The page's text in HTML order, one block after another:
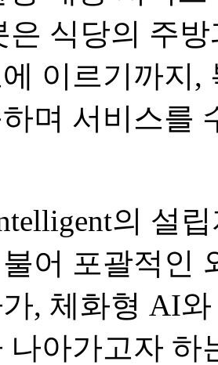
은 식당의 주
이르기까지,
며 서비스를
의 설
어 포괄적인
, 체화형 AI
나아가고자